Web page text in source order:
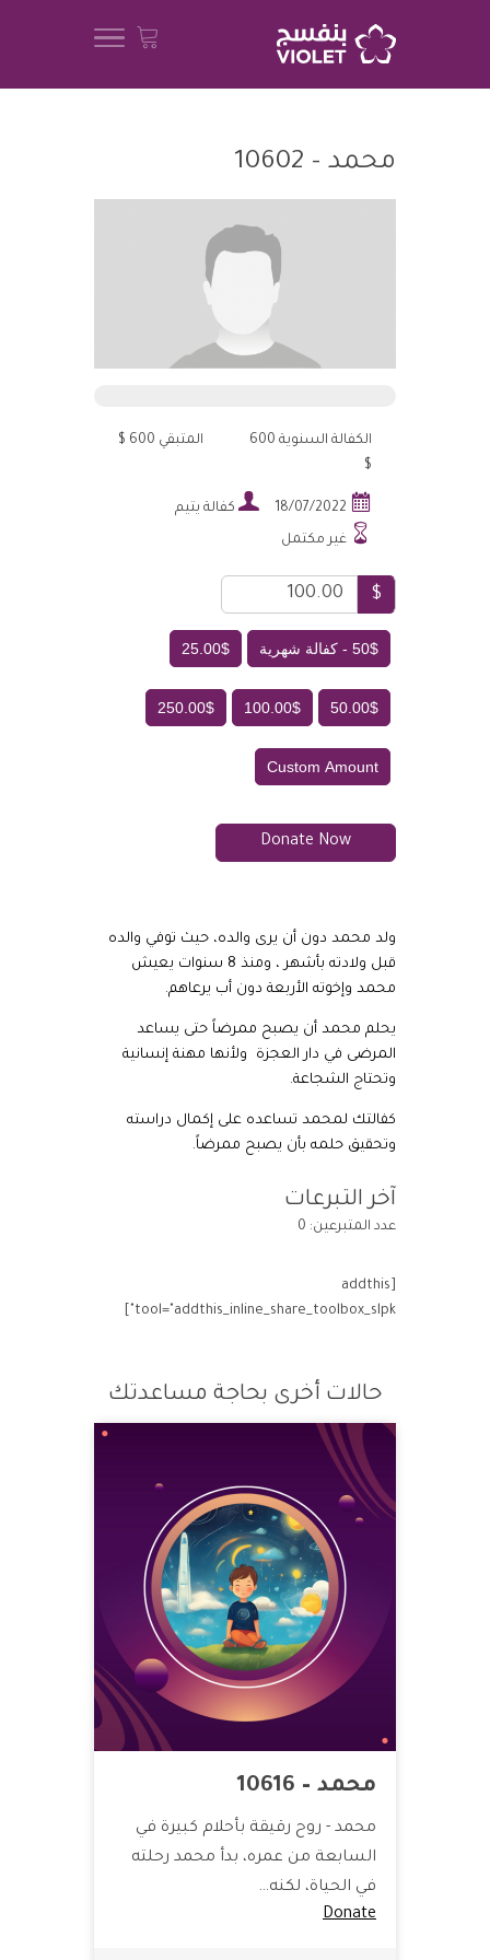
محمد – 10602
الكفالة السنوية 600
$
المتبقي 600 $

18/07/2022
 كفالة يتيم
 غير مكتمل
$
50$ - كفالة شهرية 25.00$
50.00$
100.00$
250.00$
Custom Amount
Donate Now
ولد محمد دون أن يرى والده، حيث توفي والده
قبل ولادته بأشهر ، ومنذ 8 سنوات يعيش
محمد وإخوته الأربعة دون أب يرعاهم.
يحلم محمد أن يصبح ممرضاً حتى يساعد
المرضى في دار العجزة ولأنها مهنة إنسانية
وتحتاج الشجاعة.
كفالتك لمحمد تساعده على إكمال دراسته
وتحقيق حلمه بأن يصبح ممرضاً.
آخر التبرعات
عدد المتبرعين: 0
[addthis
tool="addthis_inline_share_toolbox_slpk"]
حالات أخرى بحاجة مساعدتك
محمد – 10616
محمد - روح رقيقة بأحلام كبيرة في
السابعة من عمره، بدأ محمد رحلته
في الحياة، لكنه…
Donate